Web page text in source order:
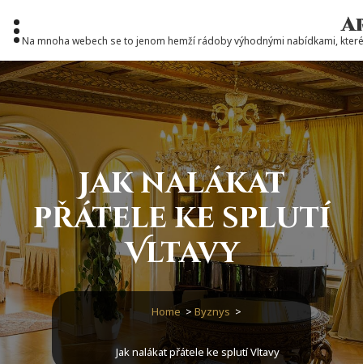
contentNa mnoha webech se to jenom hemží rádoby výhodnými nabídkami,
Jak nalákat
přátele ke splutí
Vltavy
Home > Byznys >
Jak nalákat přátele ke splutí Vltavy